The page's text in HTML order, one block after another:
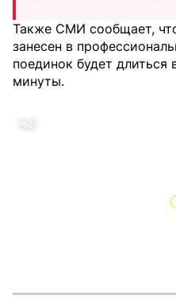
Также СМИ сообщает,
занесен в
поединок будет длиться
минуты.